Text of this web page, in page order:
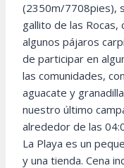
(2350m/7708pies),
gallito de las Rocas,
algunos pájaros
de participar en
las comunidades,
aguacate y
nuestro último
alrededor de las
La Playa es un
y una tienda. Cena